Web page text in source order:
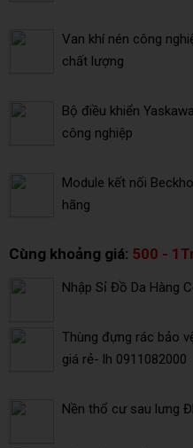
Van khí nén công
chất lượng
Bộ điều khiển
công nghiệp
Module kết nối
hãng
Cùng khoảng giá: 500 -
Nhập Sỉ Đồ Da Hàng
Thùng đựng rác bảo
giá rẻ- lh 0911082000
Nền thổ cư sau lưng